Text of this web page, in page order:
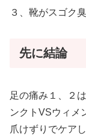
３、靴がスゴク臭
先に結論
足の痛み１、２
ンクトVSウィメ
爪けずりでケアし